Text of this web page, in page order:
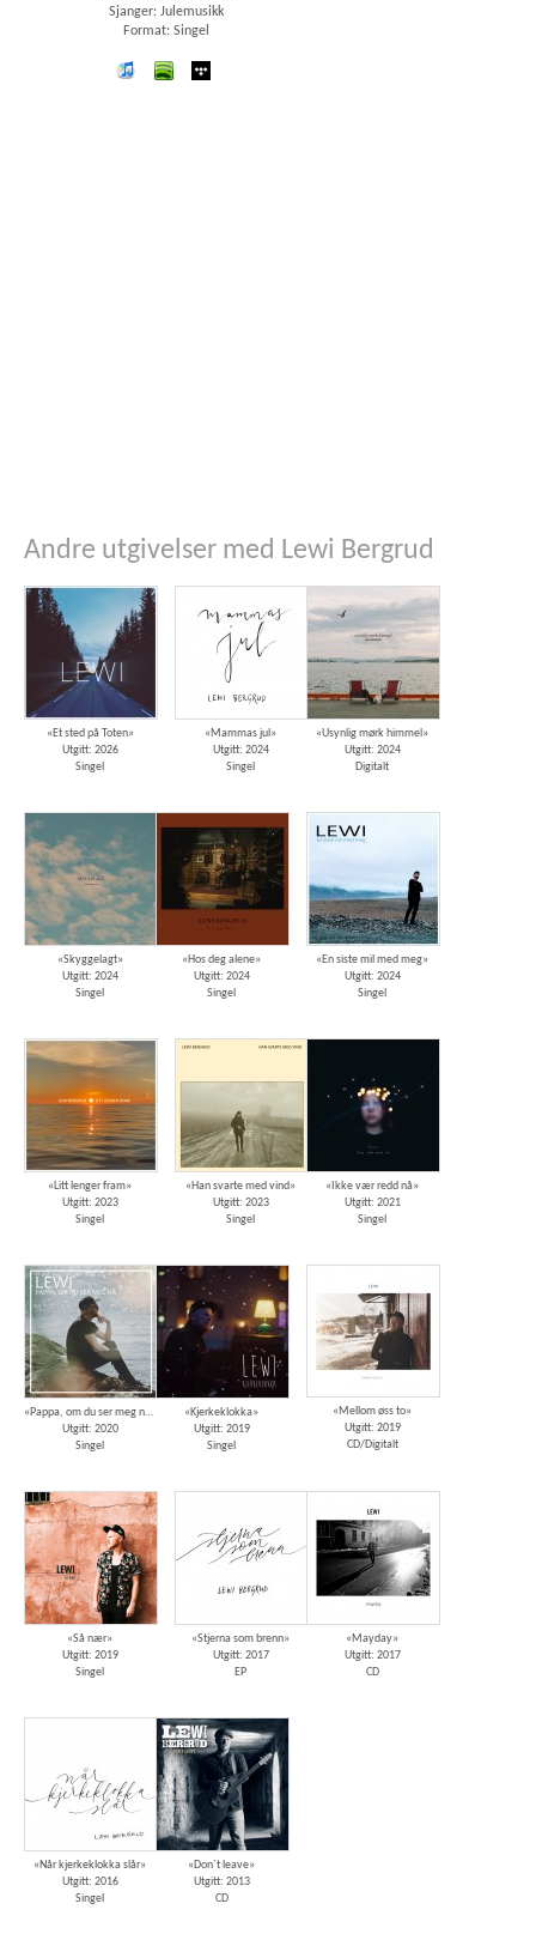
Sjanger: Julemusikk
Format: Singel
iTunes spotify
Andre utgivelser med Lewi Bergrud
«Et sted på Toten»
Utgitt: 2026
Singel
«Mammas jul»
Utgitt: 2024
Singel
«Usynlig mørk himmel»
Utgitt: 2024
Digitalt
«Skyggelagt»
Utgitt: 2024
Singel
«Hos deg alene»
Utgitt: 2024
Singel
«En siste mil med meg»
Utgitt: 2024
Singel
«Litt lenger fram»
Utgitt: 2023
Singel
«Han svarte med vind»
Utgitt: 2023
Singel
«Ikke vær redd nå»
Utgitt: 2021
Singel
«Pappa, om du ser meg nå»
Utgitt: 2020
Singel
«Kjerkeklokka»
Utgitt: 2019
Singel
«Mellom øss to»
Utgitt: 2019
CD/Digitalt
«Så nær»
Utgitt: 2019
Singel
«Stjerna som brenn»
Utgitt: 2017
EP
«Mayday»
Utgitt: 2017
CD
«Når kjerkeklokka slår»
Utgitt: 2016
Singel
«Don`t leave»
Utgitt: 2013
CD